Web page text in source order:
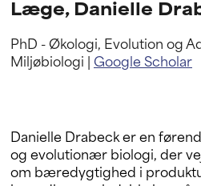
Læge, Danielle
PhD - Økologi, Evolution og
Miljøbiologi | Google Scholar
Danielle Drabeck er en
og evolutionær biologi, der
om bæredygtighed i